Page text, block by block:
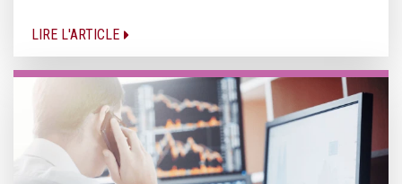
LIRE L'ARTICLE